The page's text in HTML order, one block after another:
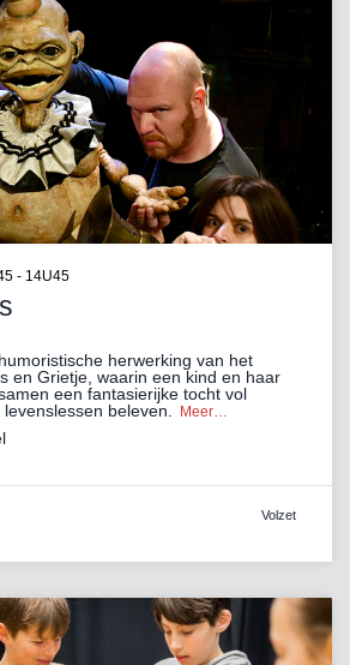
- 14U45
herwerking van het
en Grietje, waarin een kind en haar
een fantasierijke tocht vol
beleven.
Meer…
Volzet